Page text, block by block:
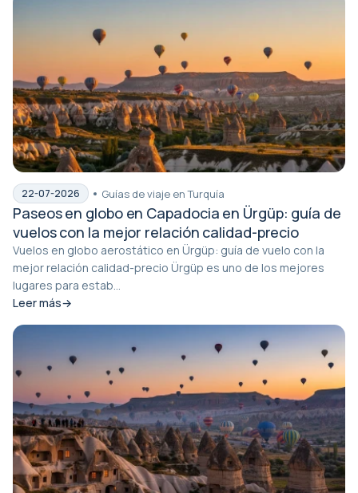
22-07-2026 Guías de viaje en Turquía
Paseos en globo en Capadocia en Ürgüp: guía de
vuelos con la mejor relación calidad-precio
Vuelos en globo aerostático en Ürgüp: guía de vuelo con la
mejor relación calidad-precio Ürgüp es uno de los mejores
lugares para estab...
Leer más